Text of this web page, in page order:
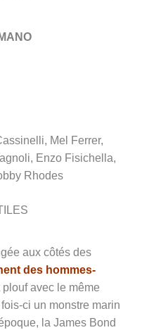
Mel Ferrer,
Enzo Fisichella,
Rhodes
aux côtés des
des hommes-
avec le même
ci un monstre marin
la James Bond